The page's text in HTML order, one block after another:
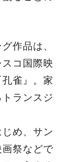
祭などで
のある映
ンダー男
釘づけに
映画『ヴ
い自然の
、家族を